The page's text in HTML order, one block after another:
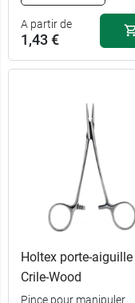
cm
A partir de
1,43 €
Holtex porte-aiguille
Crile-Wood
Pince pour manipuler